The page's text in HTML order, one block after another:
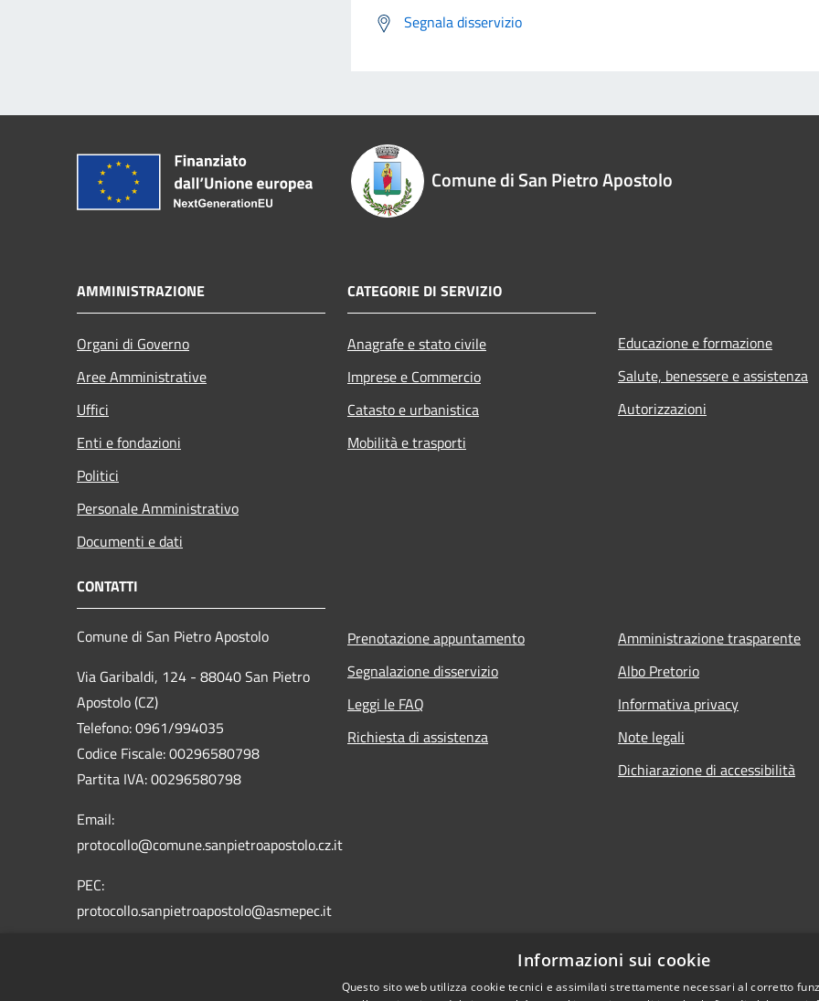
Segnala disservizio
Comune di San Pietro Apostolo
AMMINISTRAZIONE
Organi di Governo
Aree Amministrative
Uffici
Enti e fondazioni
Politici
Personale Amministrativo
Documenti e dati
CATEGORIE DI SERVIZIO
Anagrafe e stato civile
Imprese e Commercio
Catasto e urbanistica
Mobilità e trasporti
Educazione e formazione
Salute, benessere e assistenza
Autorizzazioni
CONTATTI
Comune di San Pietro Apostolo
Via Garibaldi, 124 - 88040 San Pietro
Apostolo (CZ)
Telefono: 0961/994035
Codice Fiscale: 00296580798
Partita IVA: 00296580798
Email:
protocollo@comune.sanpietroapostolo.cz.it
PEC:
protocollo.sanpietroapostolo@asmepec.it
Prenotazione appuntamento
Segnalazione disservizio
Leggi le FAQ
Richiesta di assistenza
Amministrazione trasparente
Albo Pretorio
Informativa privacy
Note legali
Dichiarazione di accessibilità
Informazioni sui cookie
Questo sito web utilizza cookie tecnici e assimilati strettamente necessari al corretto